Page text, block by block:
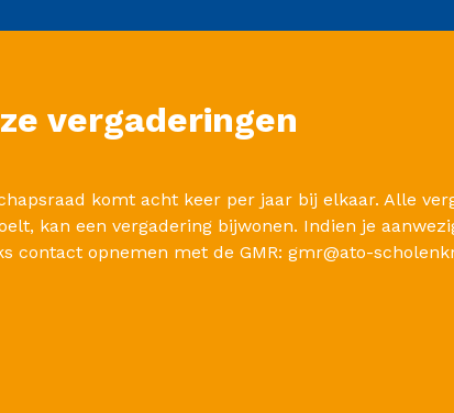
vergaderingen
komt acht keer per jaar bij elkaar. Alle
kan een vergadering bijwonen. Indien je
contact opnemen met de GMR: gmr@ato-